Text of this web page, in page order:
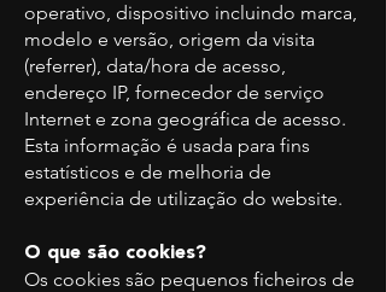
operativo, dispositivo incluindo marca,
modelo e versão, origem da visita
(referrer), data/hora de acesso,
endereço IP, fornecedor de serviço
Internet e zona geográfica de acesso.
Esta informação é usada para fins
estatísticos e de melhoria de
experiência de utilização do website.
O que são cookies?
Os cookies são pequenos ficheiros de